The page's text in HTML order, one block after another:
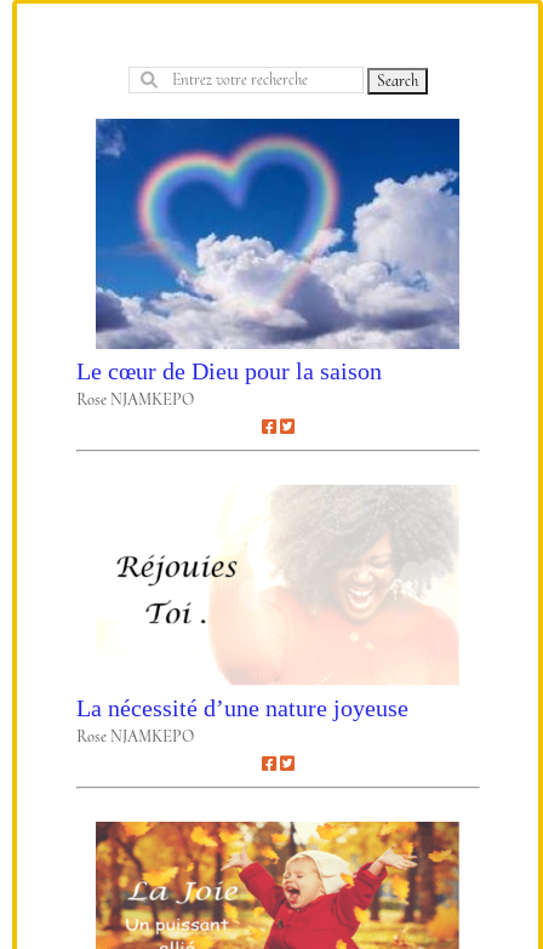
Le cœur de Dieu pour la saison
Rose NJAMKEPO
La nécessité d’une nature joyeuse
Rose NJAMKEPO